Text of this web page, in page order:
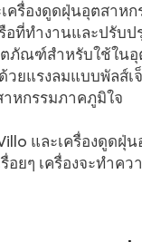
เครื่องดูดฝุ่นอุตสา
รือที่ทำงานและปรั
ตภัณฑ์สำหรับใช้ใน
ยแรงลมแบบพัลส์เ
หกรรมภาคภูมิใจ
และเครื่องดูด
อยๆ เครื่องจะทำ